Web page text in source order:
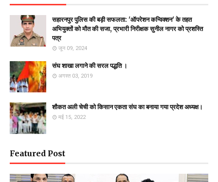
सहारनपुर पुलिस की बड़ी सफलता: 'ऑपरेशन कन्विक्शन' के तहत
अभियुक्तों को मौत की सजा, प्रभारी निरीक्षक सुनील नागर को प्रशस्ति
पत्र
जून 09, 2024
संघ शाखा लगाने की सरल पद्धति ।
अगस्त 03, 2019
शौकत अली चेची को किसान एकता संघ का बनाया गया प्रदेश अध्यक्ष।
मई 15, 2022
Featured Post